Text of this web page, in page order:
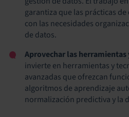
garantiza que las prácticas
con las necesidades
de datos.
Aprovechar las
invierte en herramientas y
avanzadas que ofrezcan
algoritmos de aprendizaje
normalización predictiva y la